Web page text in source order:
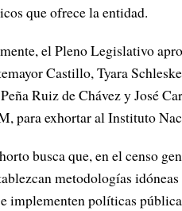
que ofrece la entidad.
el Pleno Legislativo
Castillo, Tyara
Ruiz de Chávez y José
para exhortar al Instituto
busca que, en el censo
metodologías
implementen políticas